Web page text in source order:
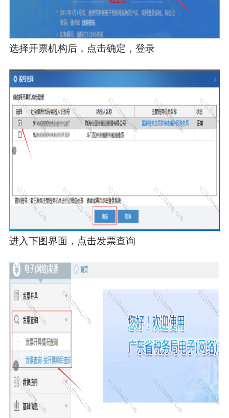
选择开票机构后，点击确定，登录
进入下图界面，点击发票查询